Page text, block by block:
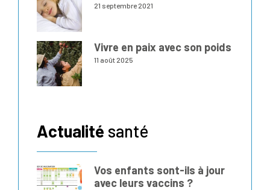
21 septembre 2021
Vivre en paix avec son poids
11 août 2025
Actualité santé
Vos enfants sont-ils à jour
avec leurs vaccins ?